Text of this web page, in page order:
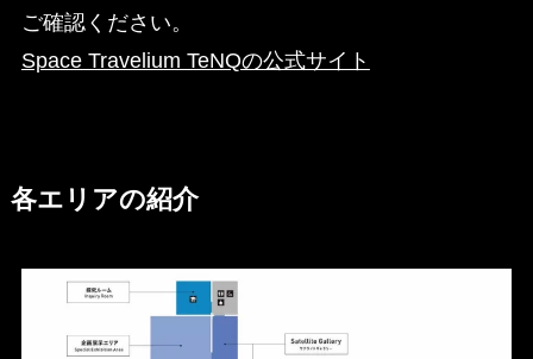
ご確認ください。
Space Travelium TeNQの公式サイト
各エリアの紹介